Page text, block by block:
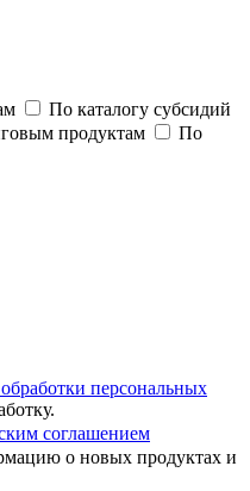
По каталогу субсидий
продуктам
По
персональных
соглашением
о новых продуктах и